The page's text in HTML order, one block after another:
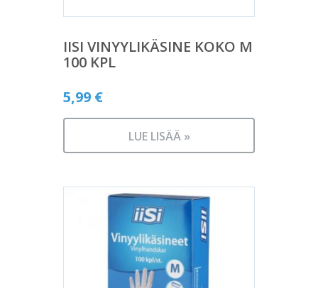
IISI VINYYLIKÄSINE KOKO M
100 KPL
5,99 €
LUE LISÄÄ »